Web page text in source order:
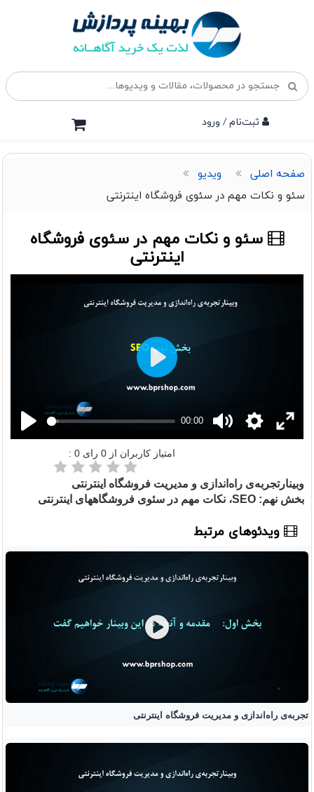
ثبت‌نام / ورود
صفحه اصلی
ویدیو
سئو و نکات مهم در سئوی فروشگاه اینترنتی
سئو و نکات مهم در سئوی فروشگاه
اینترنتی
00:00
Play
امتیاز کاربران از 0 رای 0
:
وبینارتجربه‌ی راه‌اندازی و مدیریت فروشگاه اینترنتی
بخش نهم: SEO، نکات مهم در سئوی فروشگاههای اینترنتی
ویدئوهای مرتبط
تجربه‌ی راه‌اندازی و مدیریت فروشگاه اینترنتی